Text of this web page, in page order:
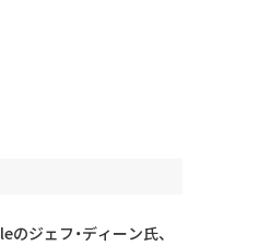
のジェフ・ディーン氏、